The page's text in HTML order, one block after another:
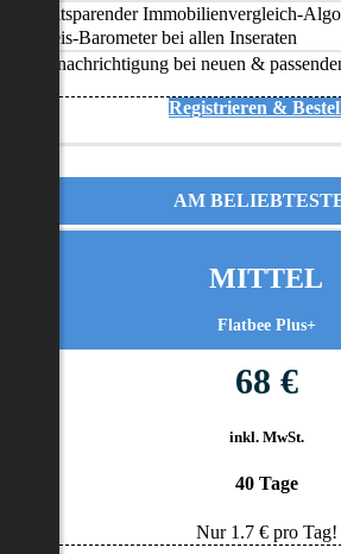
Zeitsparender Immobilienvergleich-
Preis-Barometer bei allen Inseraten
Benachrichtigung bei neuen &
Registrieren &
AM
MITTEL
Flatbee Plus+
68 €
inkl. MwSt.
40 Tage
Nur 1.7€ pro Tag!